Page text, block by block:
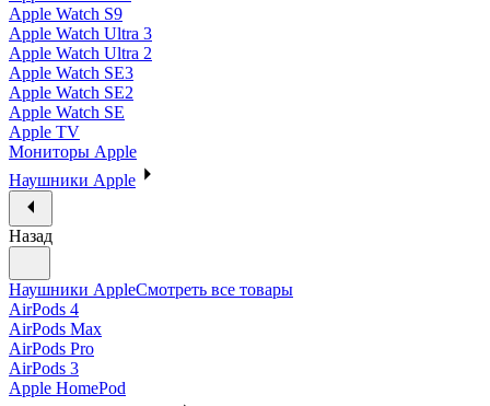
Apple Watch S9
Apple Watch Ultra 3
Apple Watch Ultra 2
Apple Watch SE3
Apple Watch SE2
Apple Watch SE
Apple TV
Мониторы Apple
Наушники Apple
Назад
Наушники AppleСмотреть все товары
AirPods 4
AirPods Max
AirPods Pro
AirPods 3
Apple HomePod